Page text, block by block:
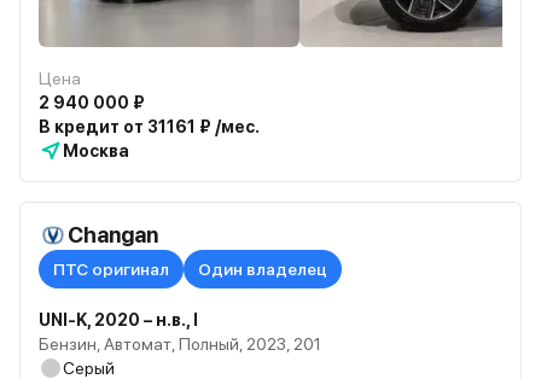
Цена
2 940 000 ₽
В кредит от 31161 ₽ /мес.
Москва
Changan
ПТС оригинал Один владелец
UNI-K, 2020 – н.в., I
Бензин, Автомат, Полный, 2023, 201
Серый